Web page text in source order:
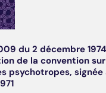
du 2 décembre
de la convention
psychotropes, signée